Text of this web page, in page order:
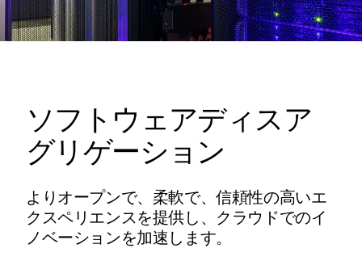
ソフトウェアディスア
グリゲーション
よりオープンで、柔軟で、信頼性の高いエ
クスペリエンスを提供し、クラウドでのイ
ノベーションを加速します。